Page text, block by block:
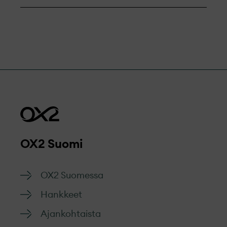
OX2 Suomi
OX2 Suomessa
Hankkeet
Ajankohtaista